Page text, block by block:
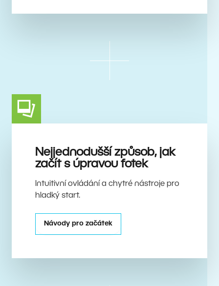
Nejjednodušší způsob, jak
začít s úpravou fotek
Intuitivní ovládání a chytré nástroje pro
hladký start.
Návody pro začátek